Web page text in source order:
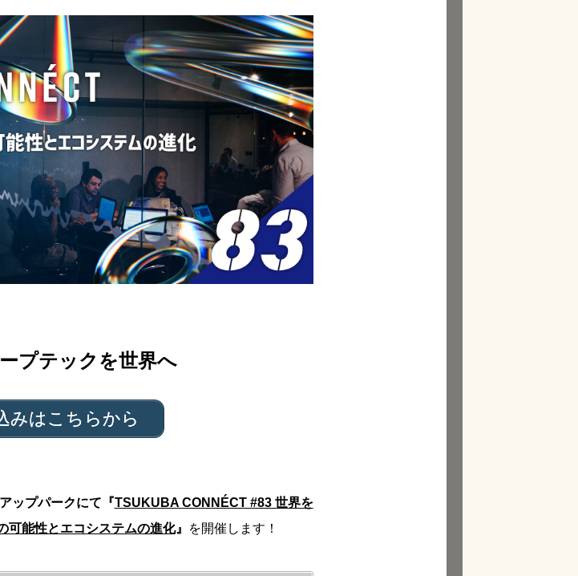
プテックを世界へ
みはこちらから
ップパークにて 『TSUKUBA CONNÉCT #83 世界を
可能性とエコシステムの進化』 を開催します！